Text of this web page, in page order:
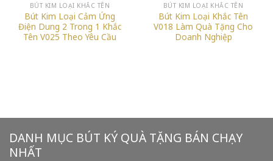
BÚT KIM LOẠI KHẮC TÊN
Bút Kim Loại Cảm Ứng
Điện Dung 2 Trong 1 Khắc
Tên V025 Theo Yêu Cầu
BÚT KIM LOẠI KHẮC TÊN
Bút Kim Loại Khắc Tên
V018 Làm Quà Tặng Cho
Doanh Nghiệp
DANH MỤC BÚT KÝ QUÀ TẶNG BÁN CHẠY
NHẤT